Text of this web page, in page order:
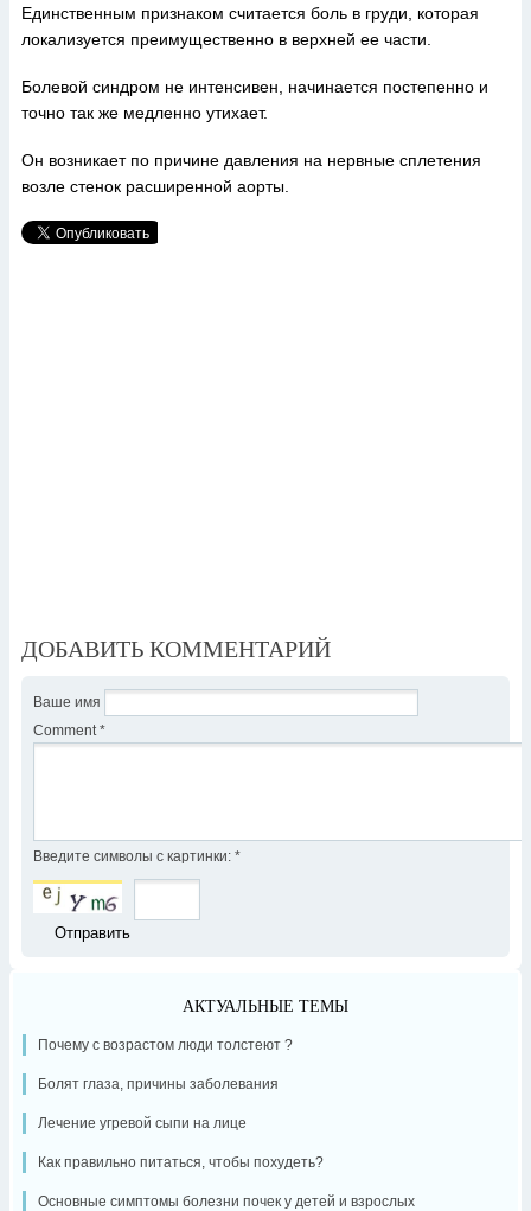
Единственным признаком считается боль в груди, которая
локализуется преимущественно в верхней ее части.
Болевой синдром не интенсивен, начинается постепенно и
точно так же медленно утихает.
Он возникает по причине давления на нервные сплетения
возле стенок расширенной аорты.
ДОБАВИТЬ КОММЕНТАРИЙ
Ваше имя
Comment *
Введите символы с картинки: *
АКТУАЛЬНЫЕ ТЕМЫ
Почему с возрастом люди толстеют ?
Болят глаза, причины заболевания
Лечение угревой сыпи на лице
Как правильно питаться, чтобы похудеть?
Основные симптомы болезни почек у детей и взрослых